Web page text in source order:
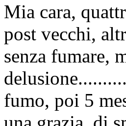
Mia cara,
post vecchi,
senza fumare,
fumo, poi 5